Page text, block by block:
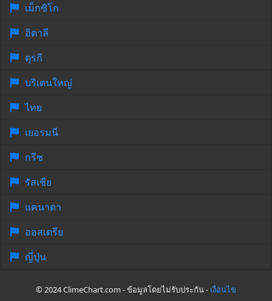
เม็กซิโก
อิตาลี
ตุรกี
บริเตนใหญ่
ไทย
เยอรมนี
กรีซ
รัสเซีย
แคนาดา
ออสเตรีย
ญี่ปุ่น
© 2024 ClimeChart.com - ข้อมูลโดยไม่รับประกัน - เงื่อนไข